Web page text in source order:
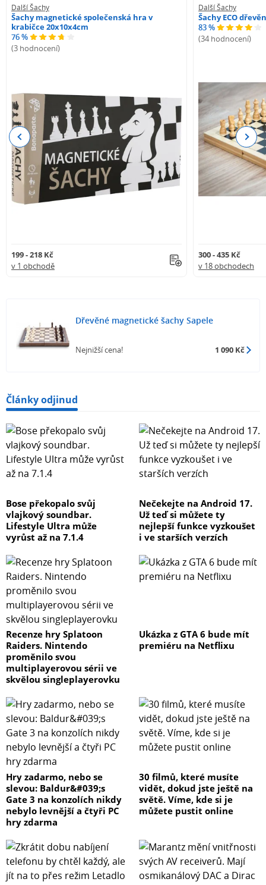
Jsou v balení i náhradní figurky?
Ano, součástí balení jsou 2 náhradní dámy.
Další Šachy
Šachy magnetické společenská hra v
krabičce 20x10x4cm
76 %
(3 hodnocení)
199 - 218 Kč
v 1 obchodě
Další Šachy
Šachy ECO
83 %
(34 hodnocení)
300 - 435 Kč
v 18 obchodech
Previous Next
Dřevěné magnetické šachy Sapele
Nejnižší cena! 1 090 Kč
Články odjinud
Bose překopalo svůj
vlajkový soundbar.
Lifestyle Ultra může
vyrůst až na 7.1.4
Nečekejte na Android 17.
Už teď si můžete ty
nejlepší funkce vyzkoušet
i ve starších verzích
Recenze hry Splatoon
Raiders. Nintendo
proměnilo svou
multiplayerovou sérii ve
skvělou singleplayerovku
Ukázka z GTA 6 bude mít
premiéru na Netflixu
Hry zadarmo, nebo se
slevou: Baldur&#039;s
Gate 3 na konzolích nikdy
nebylo levnější a čtyři PC
hry zdarma
30 filmů, které musíte
vidět, dokud jste ještě na
světě. Víme, kde si je
můžete pustit online